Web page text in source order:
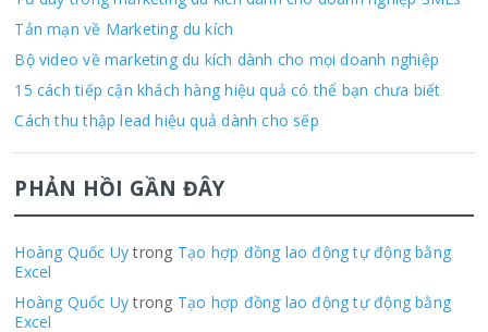
Tản mạn về Marketing du kích
Bộ video về marketing du kích dành cho mọi doanh nghiệp
15 cách tiếp cận khách hàng hiệu quả có thể bạn chưa biết
Cách thu thập lead hiệu quả dành cho sếp
PHẢN HỒI GẦN ĐÂY
Hoàng Quốc Uytrong Tạo hợp đồng lao động tự động bằng
Excel
Hoàng Quốc Uytrong Tạo hợp đồng lao động tự động bằng
Excel